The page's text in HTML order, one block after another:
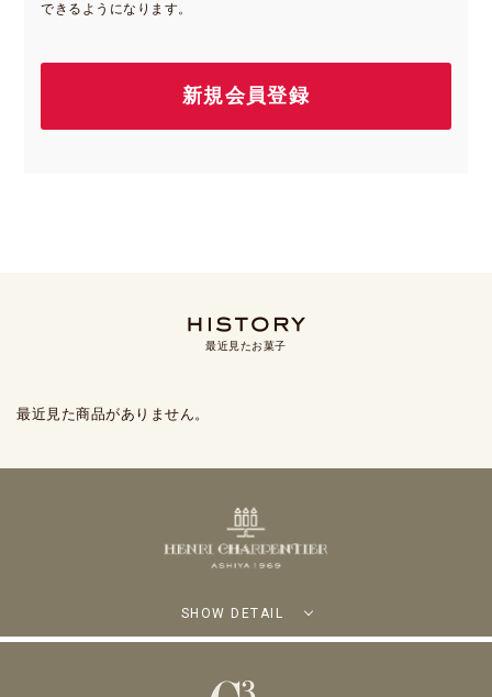
できるようになります。
最近見たお菓子
最近見た商品がありません。
SHOW DETAIL